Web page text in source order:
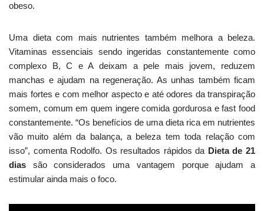
obeso.
Uma dieta com mais nutrientes também melhora a beleza.
Vitaminas essenciais sendo ingeridas constantemente como
complexo B, C e A deixam a pele mais jovem, reduzem
manchas e ajudam na regeneração. As unhas também ficam
mais fortes e com melhor aspecto e até odores da transpiração
somem, comum em quem ingere comida gordurosa e fast food
constantemente. “Os benefícios de uma dieta rica em nutrientes
vão muito além da balança, a beleza tem toda relação com
isso”, comenta Rodolfo. Os resultados rápidos da Dieta de 21
dias são considerados uma vantagem porque ajudam a
estimular ainda mais o foco.